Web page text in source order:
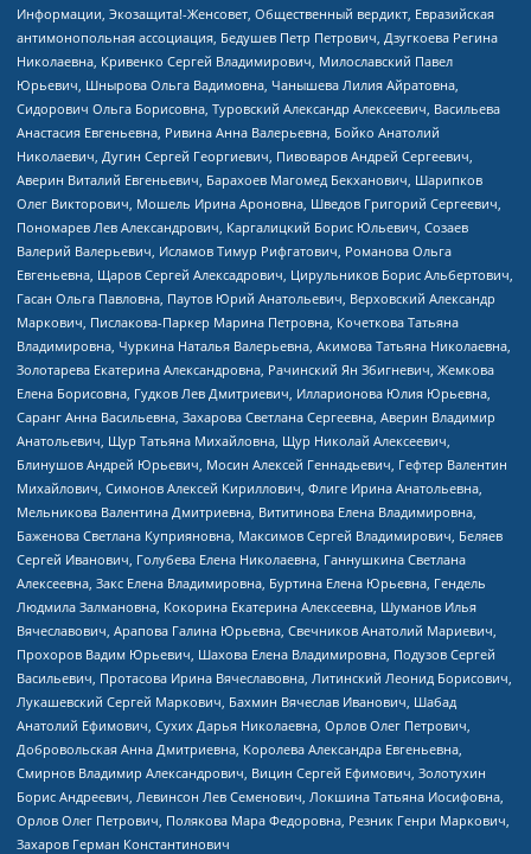
Информации, Экозащита!-Женсовет, Общественный вердикт, Евразийская
антимонопольная ассоциация, Бедушев Петр Петрович, Дзугкоева Регина
Николаевна, Кривенко Сергей Владимирович, Милославский Павел
Юрьевич, Шнырова Ольга Вадимовна, Чанышева Лилия Айратовна,
Сидорович Ольга Борисовна, Туровский Александр Алексеевич, Васильева
Анастасия Евгеньевна, Ривина Анна Валерьевна, Бойко Анатолий
Николаевич, Дугин Сергей Георгиевич, Пивоваров Андрей Сергеевич,
Аверин Виталий Евгеньевич, Барахоев Магомед Бекханович, Шарипков
Олег Викторович, Мошель Ирина Ароновна, Шведов Григорий Сергеевич,
Пономарев Лев Александрович, Каргалицкий Борис Юльевич, Созаев
Валерий Валерьевич, Исламов Тимур Рифгатович, Романова Ольга
Евгеньевна, Щаров Сергей Алексадрович, Цирульников Борис Альбертович,
Гасан Ольга Павловна, Паутов Юрий Анатольевич, Верховский Александр
Маркович, Пислакова-Паркер Марина Петровна, Кочеткова Татьяна
Владимировна, Чуркина Наталья Валерьевна, Акимова Татьяна Николаевна,
Золотарева Екатерина Александровна, Рачинский Ян Збигневич, Жемкова
Елена Борисовна, Гудков Лев Дмитриевич, Илларионова Юлия Юрьевна,
Саранг Анна Васильевна, Захарова Светлана Сергеевна, Аверин Владимир
Анатольевич, Щур Татьяна Михайловна, Щур Николай Алексеевич,
Блинушов Андрей Юрьевич, Мосин Алексей Геннадьевич, Гефтер Валентин
Михайлович, Симонов Алексей Кириллович, Флиге Ирина Анатольевна,
Мельникова Валентина Дмитриевна, Вититинова Елена Владимировна,
Баженова Светлана Куприяновна, Максимов Сергей Владимирович, Беляев
Сергей Иванович, Голубева Елена Николаевна, Ганнушкина Светлана
Алексеевна, Закс Елена Владимировна, Буртина Елена Юрьевна, Гендель
Людмила Залмановна, Кокорина Екатерина Алексеевна, Шуманов Илья
Вячеславович, Арапова Галина Юрьевна, Свечников Анатолий Мариевич,
Прохоров Вадим Юрьевич, Шахова Елена Владимировна, Подузов Сергей
Васильевич, Протасова Ирина Вячеславовна, Литинский Леонид Борисович,
Лукашевский Сергей Маркович, Бахмин Вячеслав Иванович, Шабад
Анатолий Ефимович, Сухих Дарья Николаевна, Орлов Олег Петрович,
Добровольская Анна Дмитриевна, Королева Александра Евгеньевна,
Смирнов Владимир Александрович, Вицин Сергей Ефимович, Золотухин
Борис Андреевич, Левинсон Лев Семенович, Локшина Татьяна Иосифовна,
Орлов Олег Петрович, Полякова Мара Федоровна, Резник Генри Маркович,
Захаров Герман Константинович